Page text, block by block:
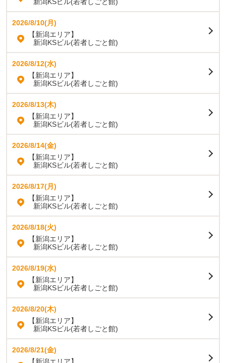
2026/8/10(月)
【新潟エリア】
新潟KSビル(若者しごと館)
2026/8/12(水)
【新潟エリア】
新潟KSビル(若者しごと館)
2026/8/13(木)
【新潟エリア】
新潟KSビル(若者しごと館)
2026/8/14(金)
【新潟エリア】
新潟KSビル(若者しごと館)
2026/8/17(月)
【新潟エリア】
新潟KSビル(若者しごと館)
2026/8/18(火)
【新潟エリア】
新潟KSビル(若者しごと館)
2026/8/19(水)
【新潟エリア】
新潟KSビル(若者しごと館)
2026/8/20(木)
【新潟エリア】
新潟KSビル(若者しごと館)
2026/8/21(金)